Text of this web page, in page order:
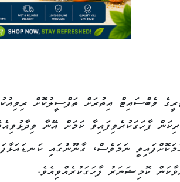
ވެބްސައިޓް އިތުރަށް ތަފްސީލުކޮށް
ފާހަގަކުރެވިފައިވާ ކަމަށް އޭނާ
ނަމަވެސް، ގާނޫނުގައި
ކޮމިޝަނަރު ފާހަގަކުރެއްވިއެވެ.